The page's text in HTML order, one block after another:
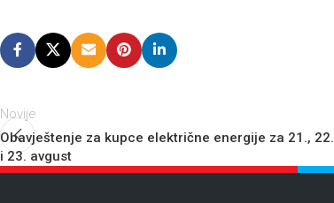
Novije
Obavještenje za kupce električne energije za 21., 22.
i 23. avgust